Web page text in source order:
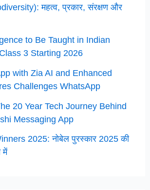
महत्व, प्रकार, संरक्षण और
to Be Taught in Indian
3 Starting 2026
with Zia AI and Enhanced
Challenges WhatsApp
20 Year Tech Journey Behind
Messaging App
2025: नोबेल पुरस्कार 2025 की
में